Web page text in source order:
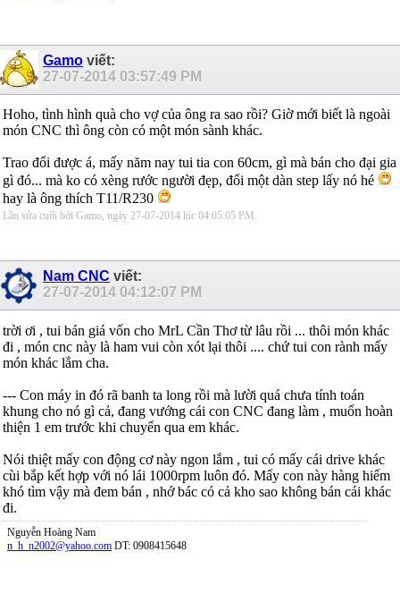
Gamo viết:
27-07-2014 03:57:49 PM
Hoho, tình hình quà cho vợ của ông ra sao rồi? Giờ mới biết là ngoài
món CNC thì ông còn có một món sành khác.
Trao đổi được á, mấy năm nay tui tia con 60cm, gì mà bán cho đại gia
gì đó... mà ko có xèng rước người đẹp, đổi một dàn step lấy nó hé
hay là ông thích T11/R230
Lần sửa cuối bởi Gamo, ngày 27-07-2014 lúc 04:05:05 PM .
Nam CNC viết:
27-07-2014 04:12:07 PM
trời ơi , tui bán giá vốn cho MrL Cần Thơ từ lâu rồi ... thôi món khác
đi , món cnc này là ham vui còn xót lại thôi .... chứ tui con rành mấy
món khác lắm cha.
--- Con máy in đó rã banh ta long rồi mà lười quá chưa tính toán
khung cho nó gì cả, đang vướng cái con CNC đang làm , muốn hoàn
thiện 1 em trước khi chuyển qua em khác.
Nói thiệt mấy con động cơ này ngon lắm , tui có mấy cái drive khác
cùi bắp kết hợp với nó lái 1000rpm luôn đó. Mấy con này hàng hiếm
khó tìm vậy mà đem bán , nhớ bác có cả kho sao không bán cái khác
đi.
Nguyễn Hoàng Nam
n_h_n2002@yahoo.com DT: 0908415648